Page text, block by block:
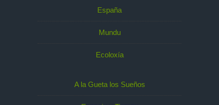
España
Mundu
Ecoloxía
A la Gueta los Sueños